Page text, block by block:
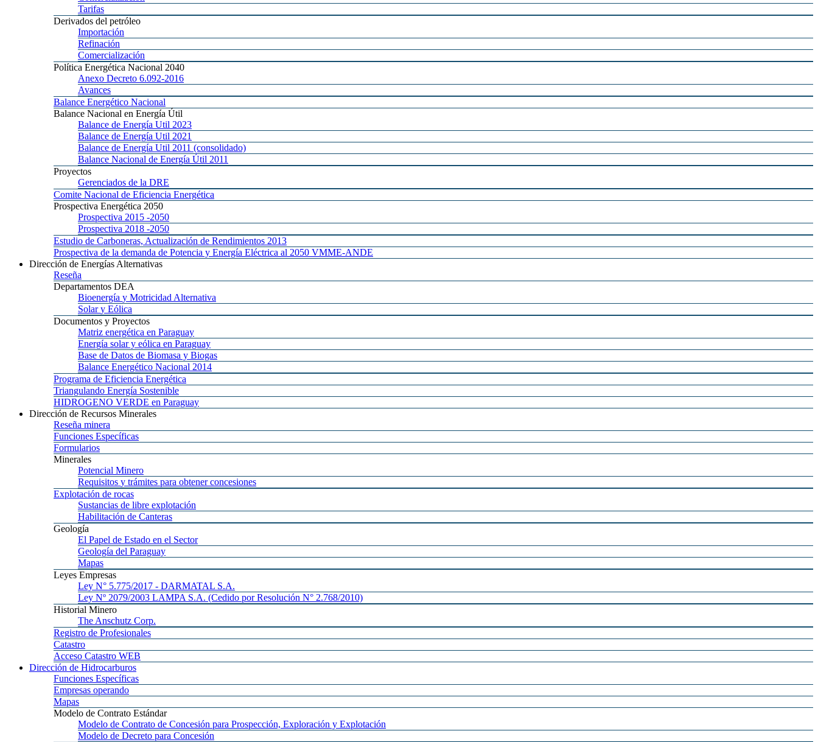
Tarifas
Derivados del petróleo
Importación
Refinación
Comercialización
Política Energética Nacional 2040
Anexo Decreto 6.092-2016
Avances
Balance Energético Nacional
Balance Nacional en Energía Útil
Balance de Energía Util 2023
Balance de Energía Util 2021
Balance de Energía Util 2011 (consolidado)
Balance Nacional de Energía Útil 2011
Proyectos
Gerenciados de la DRE
Comite Nacional de Eficiencia Energética
Prospectiva Energética 2050
Prospectiva 2015 -2050
Prospectiva 2018 -2050
Estudio de Carboneras, Actualización de Rendimientos 2013
Prospectiva de la demanda de Potencia y Energía Eléctrica al 2050 VMME-ANDE
Dirección de Energías Alternativas
Reseña
Departamentos DEA
Bioenergía y Motricidad Alternativa
Solary Eólica
Documentos y Proyectos
Matriz energética en Paraguay
Energía solar y eólica en Paraguay
Base de Datos de Biomasa y Biogas
Balance Energético Nacional 2014
Programa de Eficiencia Energética
Triangulando Energía Sostenible
HIDROGENO VERDE en Paraguay
Dirección de Recursos Minerales
Reseña minera
Funciones Específicas
Formularios
Minerales
Potencial Minero
Requisitos y trámites para obtener concesiones
Explotación de rocas
Sustancias de libre explotación
Habilitación de Canteras
Geología
El Papel de Estado en el Sector
Geología del Paraguay
Mapas
Leyes Empresas
Ley N° 5.775/2017 - DARMATAL S.A.
Ley Nº 2079/2003 LAMPA S.A. (Cedido por Resolución N° 2.768/2010)
Historial Minero
The Anschutz Corp.
Registro de Profesionales
Catastro
Acceso Catastro WEB
Dirección de Hidrocarburos
Funciones Específicas
Empresas operando
Mapas
Modelo de Contrato Estándar
Modelo de Contrato de Concesión para Prospección, Exploración y Explotación
Modelo de Decreto para Concesión